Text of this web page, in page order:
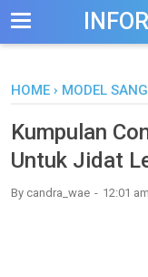
-->
HOME › MODEL
Kumpulan
Untuk Jidat
By candra_wae 12:01 am